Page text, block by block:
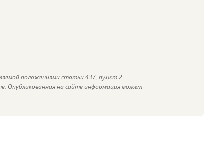
положениями статьи 437, пункт 2
Опубликованная на сайте информация может